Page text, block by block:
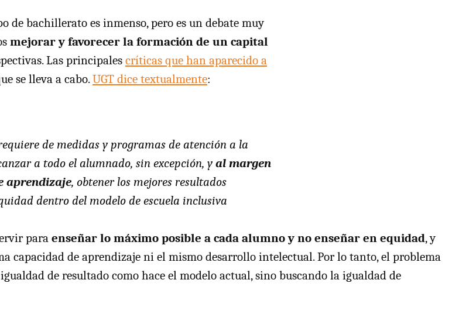
de bachillerato es inmenso, pero es un debate muy
mejorar y favorecer la formación de un capital
Las principales críticas que han aparecido a
se lleva a cabo.UGT dice textualmente:
de medidas y programas de atención a la
a todo el alumnado, sin excepción, y al margen
aprendizaje, obtener los mejores resultados
dentro del modelo de escuela inclusiva
para enseñar lo máximo posible a cada alumno y no enseñar en equidad, y
capacidad de aprendizaje ni el mismo desarrollo intelectual. Por lo tanto, el problema
de resultado como hace el modelo actual, sino buscando la igualdad de